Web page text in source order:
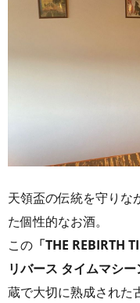
天領盃の伝統を守りな
た個性的なお酒。
この 「THE REBIRTH
リバース タイムマシー
蔵で大切に熟成された